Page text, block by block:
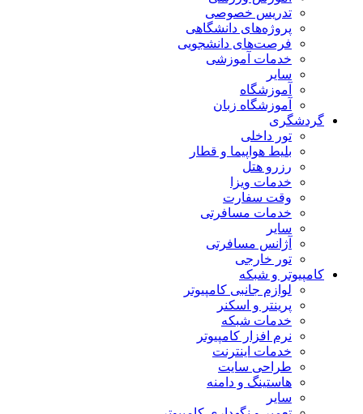
تدریس خصوصی
پروژه‌های دانشگاهی
فرصت‌های دانشجویی
خدمات آموزشی
سایر
آموزشگاه
آموزشگاه زبان
گردشگری
تور داخلی
بلیط هواپیما و قطار
رزرو هتل
خدمات ویزا
وقت سفارت
خدمات مسافرتی
سایر
آژانس مسافرتی
تور خارجی
کامپیوتر و شبکه
لوازم جانبی کامپیوتر
پرینتر و اسکنر
خدمات شبکه
نرم افزار کامپیوتر
خدمات اینترنت
طراحی سایت
هاستینگ و دامنه
سایر